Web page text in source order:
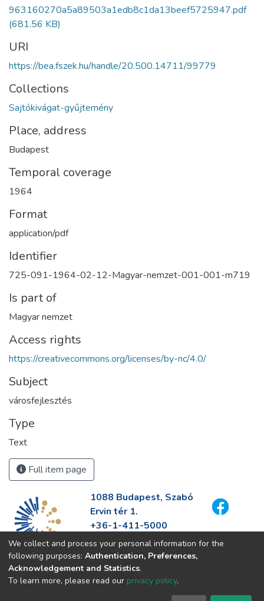
963160270a5a89503a1edb8c1da13beef5725947.pdf
(681.56 KB)
URI
https://bea.fszek.hu/handle/20.500.14711/99779
Collections
Sajtókivágat-gyűjtemény
Place, address
Budapest
Temporal coverage
1964
Format
application/pdf
Identifier
725-091-1964-02-12-Magyar-nemzet-001-001-m719
Is part of
Magyar nemzet
Access rights
https://creativecommons.org/licenses/by-nc/4.0/
Subject
városfejlesztés
Type
Text
Full item page
1088 Budapest, Szabó
Ervin tér 1.
+36-1-411-5000
info@fszek.hu
https://fszek.hu
We collect and process your personal information for the
following purposes: Authentication, Preferences,
Acknowledgement and Statistics.
To learn more, please read our privacy policy.